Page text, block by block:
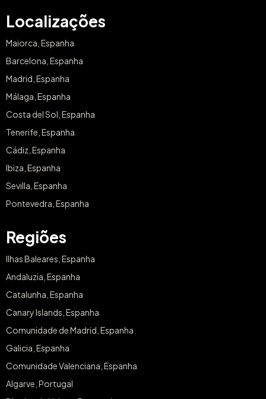
Localizações
Maiorca, Espanha
Barcelona, Espanha
Madrid, Espanha
Málaga, Espanha
Costa del Sol, Espanha
Tenerife, Espanha
Cádiz, Espanha
Ibiza, Espanha
Sevilla, Espanha
Pontevedra, Espanha
Regiões
Ilhas Baleares, Espanha
Andaluzia, Espanha
Catalunha, Espanha
Canary Islands, Espanha
Comunidade de Madrid, Espanha
Galicia, Espanha
Comunidade Valenciana, Espanha
Algarve, Portugal